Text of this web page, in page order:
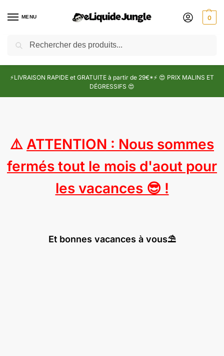
MENU 0
⚡LIVRAISON RAPIDE et GRATUITE à partir de 29€*⚡ 😍 PRIX MALINS ET
DÉGRESSIFS 😍
⚠️ ATTENTION : Nous sommes
fermés tout le mois d'aout pour
les vacances 😎 !
Et bonnes vacances à vous⛱️